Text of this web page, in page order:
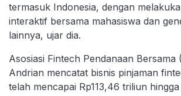
termasuk Indonesia, dengan
interaktif bersama mahasiswa dan
lainnya, ujar dia.
Asosiasi Fintech Pendanaan Bersama
Andrian mencatat bisnis pinjaman
telah mencapai Rp113,46 triliun